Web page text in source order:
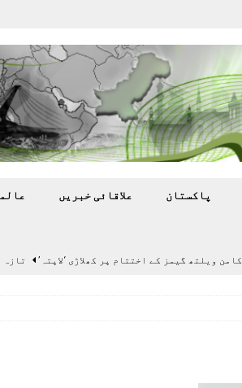
پاکستان علاقائی خبريں
کامن ویلتھ گیمز کے اختتام پر کھلاڑی ‘لاپتہ’ تازہ